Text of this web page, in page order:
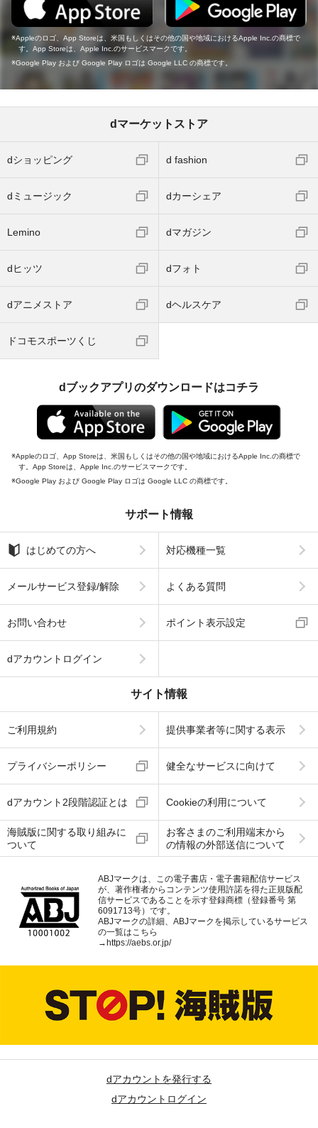
Appleのロゴ、App Storeは、米国もしくはその他の国や地域におけるApple Inc.の商標で
す。App Storeは、Apple Inc.のサービスマークです。
Google Play および Google Play ロゴは Google LLC の商標です。
dマーケットストア
dショッピング d fashion
dミュージック dカーシェア
Lemino dマガジン
dヒッツ dフォト
dアニメストア dヘルスケア
ドコモスポーツくじ
dブックアプリのダウンロードはコチラ
Appleのロゴ、App Storeは、米国もしくはその他の国や地域におけるApple Inc.の商標で
す。App Storeは、Apple Inc.のサービスマークです。
Google Play および Google Play ロゴは Google LLC の商標です。
サポート情報
はじめての方へ 対応機種一覧
メールサービス登録/解除 よくある質問
お問い合わせ ポイント表示設定
dアカウントログイン
サイト情報
ご利用規約 提供事業者等に関する表示
プライバシーポリシー 健全なサービスに向けて
dアカウント2段階認証とは Cookieの利用について
海賊版に関する取り組みに
ついて
お客さまのご利用端末から
の情報の外部送信について
ABJマークは、この電子書店・電子書籍配信サービス
が、著作権者からコンテンツ使用許諾を得た正規版配
信サービスであることを示す登録商標（登録番号 第
6091713号）です。
ABJマークの詳細、ABJマークを掲示しているサービス
の一覧はこちら
→ https://aebs.or.jp/
dアカウントを発行する
dアカウントログイン